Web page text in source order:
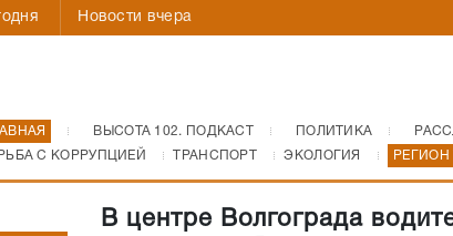
Новости вчера
ВЫСОТА 102. ПОДКАСТ ПОЛИТИКА
С КОРРУПЦИЕЙ
ТРАНСПОРТ ЭКОЛОГИЯ РЕГИОН
В центре Волгограда